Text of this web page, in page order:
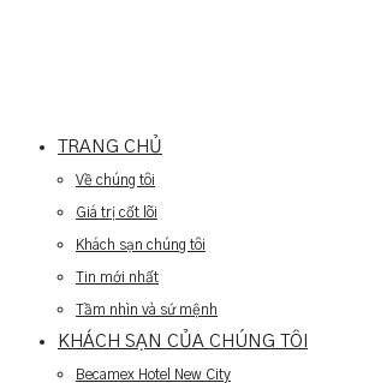
TRANG CHỦ
Về chúng tôi
Giá trị cốt lõi
Khách sạn chúng tôi
Tin mới nhất
Tầm nhìn và sứ mệnh
KHÁCH SẠN CỦA CHÚNG TÔI
Becamex Hotel New City